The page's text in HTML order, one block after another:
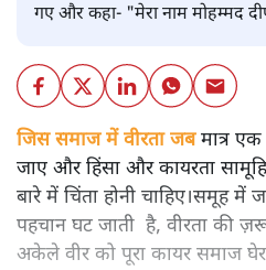
गए और कहा- "मेरा नाम मोहम्मद
जिस समाज में वीरता जबमात्र
जाए और हिंसा और कायरता
बारे में चिंता होनी चाहिए।समूह में
पहचान घट जाती है, वीरता की
अकेले वीर को पूरा कायर समाज